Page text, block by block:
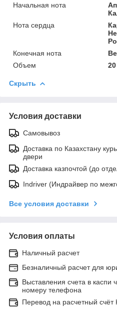
Начальная нота
Нота сердца
Конечная нота
Объем
Скрыть
Условия доставки
Самовывоз
Доставка по Казахстану
двери
Доставка казпочтой (до
Indriver (Индрайвер по
Все условия доставки
Условия оплаты
Наличный расчет
Безналичный расчет для
Выставления счета в каспи
номеру телефона
Перевод на расчетный